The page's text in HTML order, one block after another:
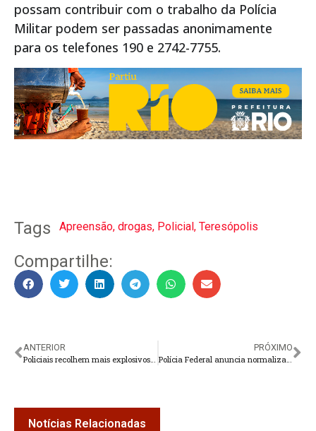
possam contribuir com o trabalho da Polícia
Militar podem ser passadas anonimamente
para os telefones 190 e 2742-7755.
Tags Apreensão, drogas, Policial, Teresópolis
Compartilhe:
ANTERIOR
Policiais recolhem mais explosivos abandonados no Distrito Federal
PRÓXIMO
Polícia Federal anuncia normalização na emissão de passaportes
Notícias Relacionadas